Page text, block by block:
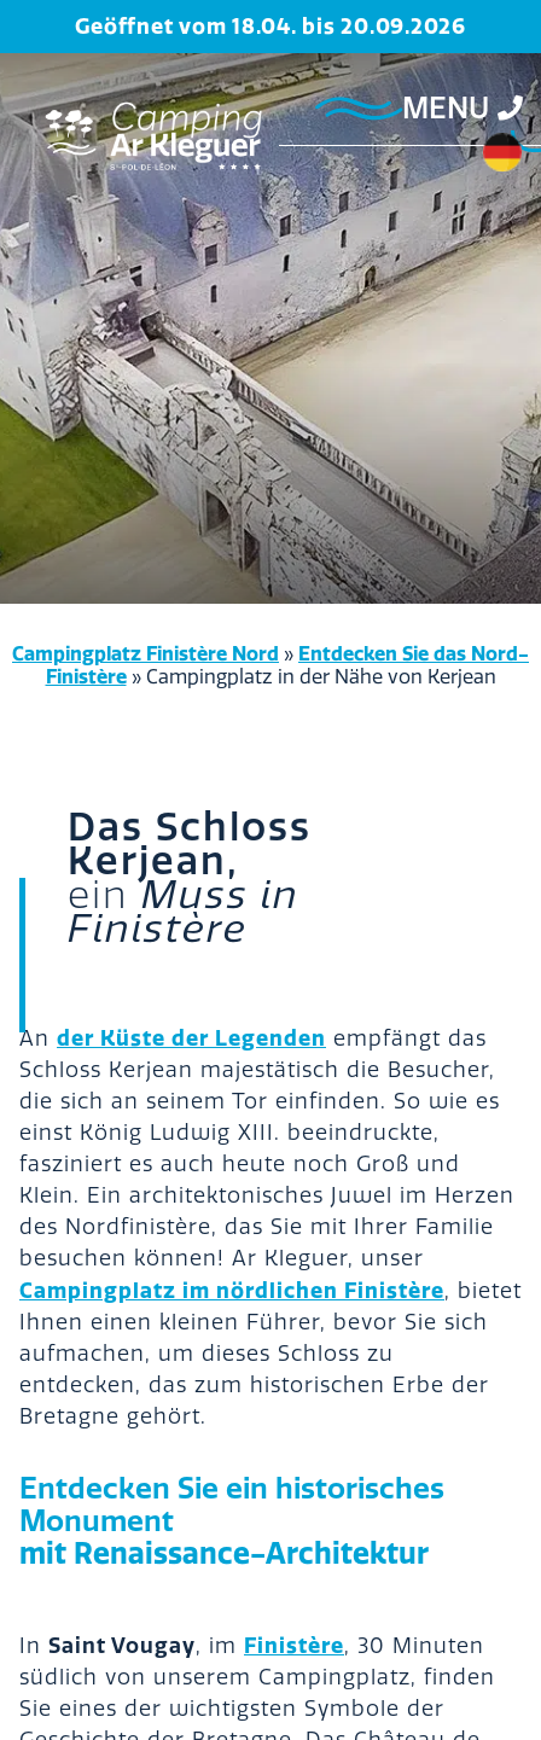
Geöffnet vom 18.04. bis 20.09.2026
MENU
Campingplatz Finistère Nord » Entdecken Sie das Nord-
Finistère» Campingplatz in der Nähe von Kerjean
Das Schloss
Kerjean,
einMuss in
Finistère
An der Küste der Legenden empfängt das
Schloss Kerjean majestätisch die Besucher,
die sich an seinem Tor einfinden. So wie es
einst König Ludwig XIII. beeindruckte,
fasziniert es auch heute noch Groß und
Klein. Ein architektonisches Juwel im Herzen
des Nordfinistère, das Sie mit Ihrer Familie
besuchen können! Ar Kleguer, unser
Campingplatz im nördlichen Finistère, bietet
Ihnen einen kleinen Führer, bevor Sie sich
aufmachen, um dieses Schloss zu
entdecken, das zum historischen Erbe der
Bretagne gehört.
Entdecken Sie ein historisches
Monument
mit Renaissance-Architektur
In Saint Vougay, im Finistère, 30 Minuten
südlich von unserem Campingplatz, finden
Sie eines der wichtigsten Symbole der